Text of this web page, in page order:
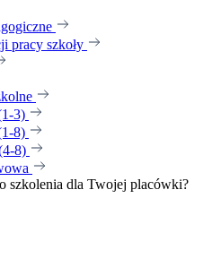
pracy szkoły
3)
8)
8)
szkolenia dla Twojej placówki?